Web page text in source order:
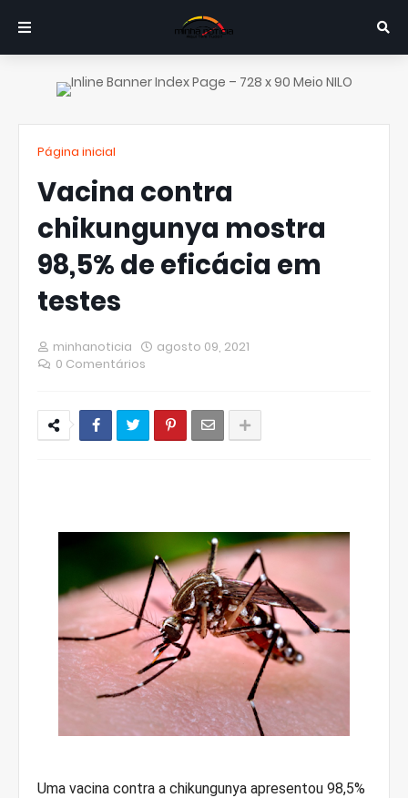
Página inicial
Vacina contra
chikungunya mostra
98,5% de eficácia em
testes
minhanoticia
agosto 09, 2021
0 Comentários
Uma vacina contra a chikungunya apresentou 98,5%